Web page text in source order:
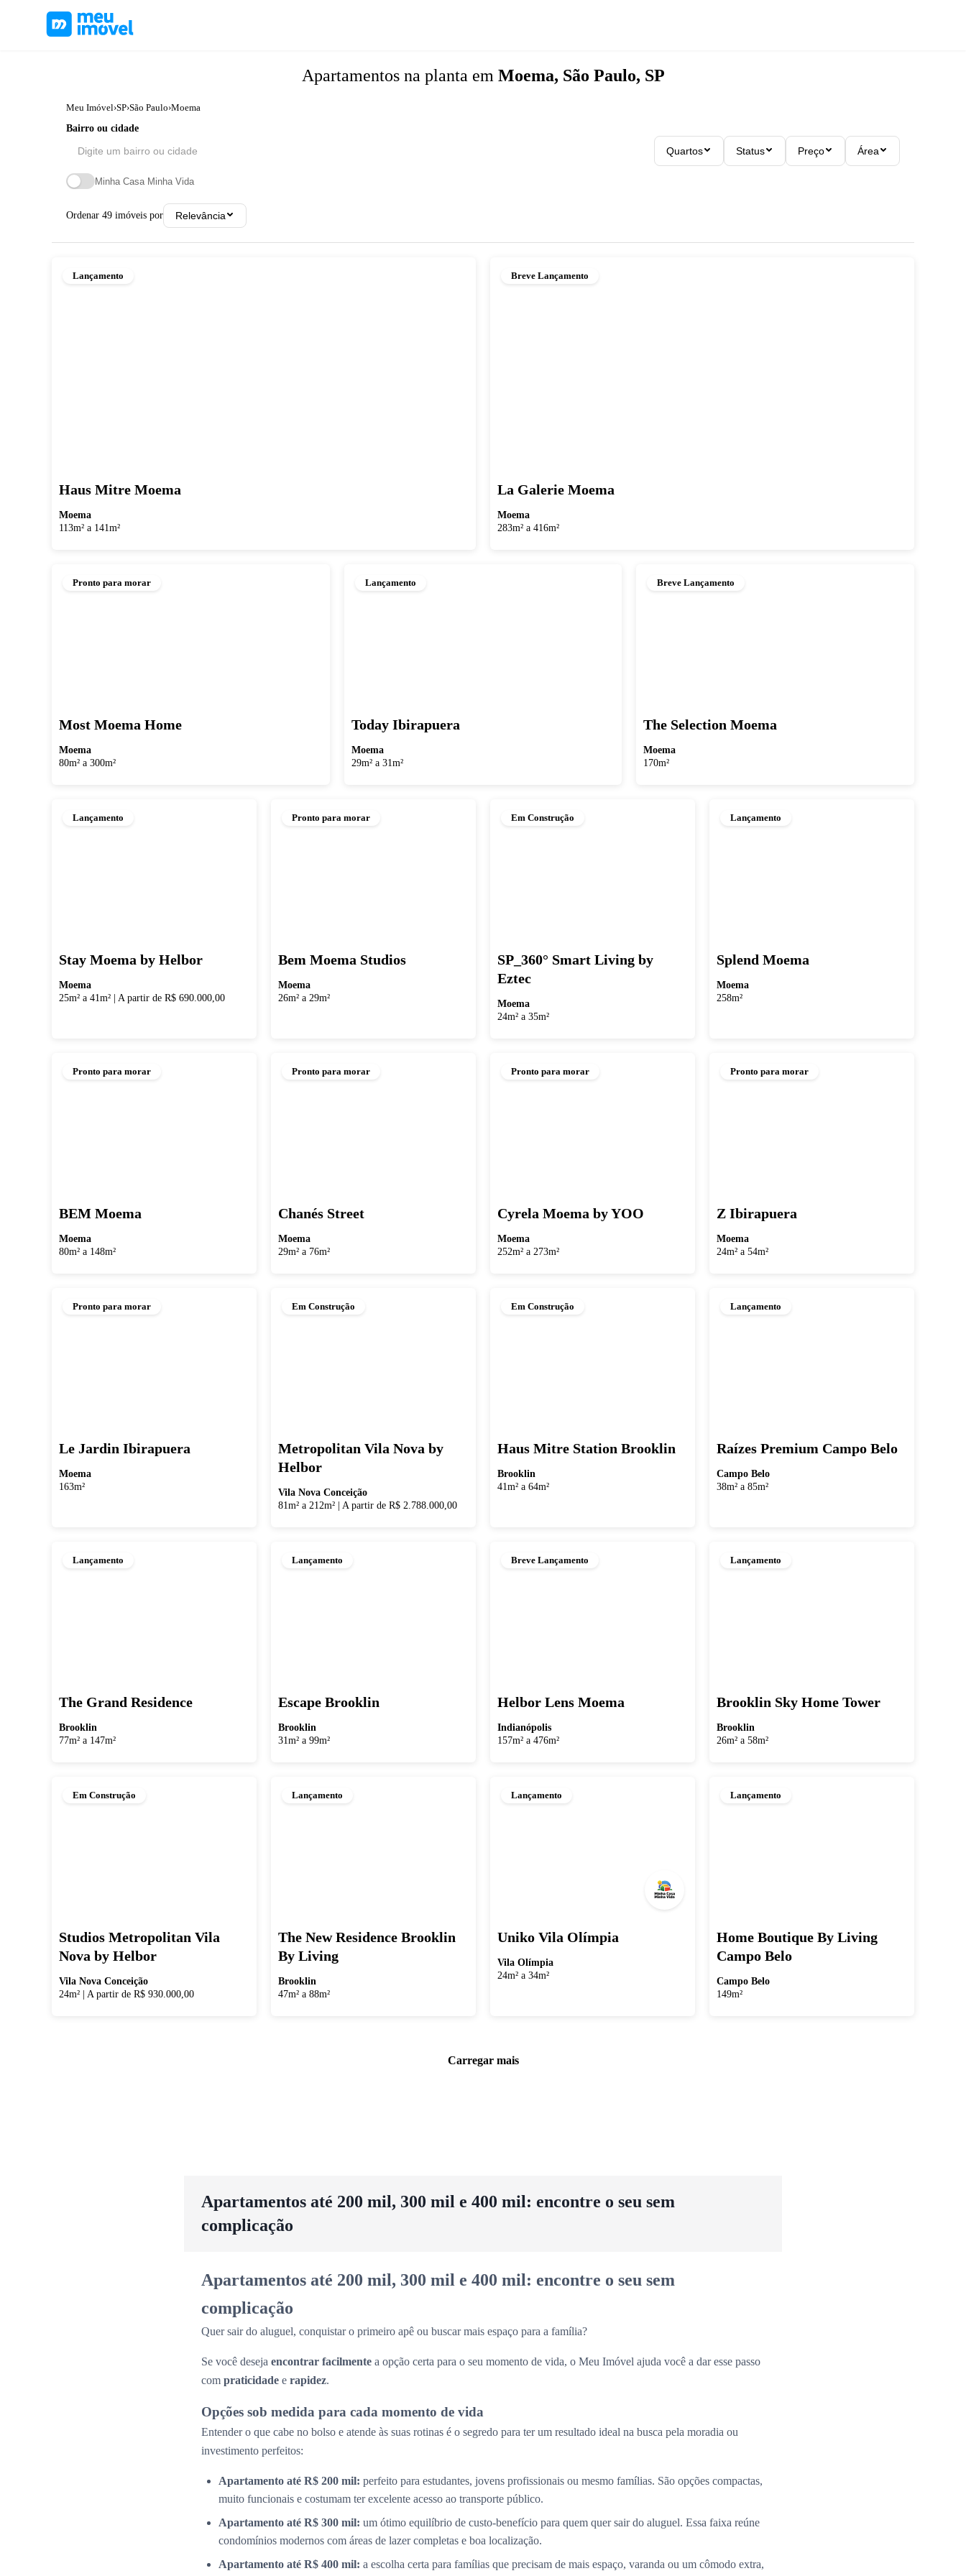
Apartamentos na planta em Moema, São Paulo, SP
Meu Imóvel›SP›São Paulo›Moema
Bairro ou cidade
Quartos Status Preço Área
Minha Casa Minha Vida
Ordenar 49 imóveis por Relevância
Lançamento
Haus Mitre Moema
Moema
113m² a 141m²
Breve Lançamento
La Galerie Moema
Moema
283m² a 416m²
Pronto para morar
Most Moema Home
Moema
80m² a 300m²
Lançamento
Today Ibirapuera
Moema
29m² a 31m²
Breve Lançamento
The Selection Moema
Moema
170m²
Lançamento
Stay Moema by Helbor
Moema
25m² a 41m²
A partir de R$ 690.000,00
Pronto para morar
Bem Moema Studios
Moema
26m² a 29m²
Em Construção
SP_360° Smart Living by
Eztec
Moema
24m² a 35m²
Lançamento
Splend Moema
Moema
258m²
Pronto para morar
BEM Moema
Moema
80m² a 148m²
Pronto para morar
Chanés Street
Moema
29m² a 76m²
Pronto para morar
Cyrela Moema by YOO
Moema
252m² a 273m²
Pronto para morar
Z Ibirapuera
Moema
24m² a 54m²
Pronto para morar
Le Jardin Ibirapuera
Moema
163m²
Em Construção
Metropolitan Vila Nova by
Helbor
Vila Nova Conceição
81m² a 212m²| A partir de R$ 2.788.000,00
Em Construção
Haus Mitre Station Brooklin
Brooklin
41m² a 64m²
Lançamento
Raízes Premium Campo Belo
Campo Belo
38m² a 85m²
Lançamento
The Grand Residence
Brooklin
77m² a 147m²
Lançamento
Escape Brooklin
Brooklin
31m² a 99m²
Breve Lançamento
Helbor Lens Moema
Indianópolis
157m² a 476m²
Lançamento
Brooklin Sky Home Tower
Brooklin
26m² a 58m²
Em Construção
Studios Metropolitan Vila
Nova by Helbor
Vila Nova Conceição
24m²
A partir de R$ 930.000,00
Lançamento
The New Residence Brooklin
By Living
Brooklin
47m² a 88m²
Lançamento
Uniko Vila Olímpia
Vila Olímpia
24m² a 34m²
Lançamento
Home Boutique By Living
Campo Belo
Campo Belo
149m²
Carregar mais
Apartamentos até 200 mil, 300 mil e 400 mil: encontre o seu sem
complicação
Apartamentos até 200 mil, 300 mil e 400 mil: encontre o seu sem
complicação
Quer sair do aluguel, conquistar o primeiro apê ou buscar mais espaço para a família?
Se você deseja encontrar facilmente a opção certa para o seu momento de vida, o Meu Imóvel ajuda você a dar esse passo
com praticidade e rapidez.
Opções sob medida para cada momento de vida
Entender o que cabe no bolso e atende às suas rotinas é o segredo para ter um resultado ideal na busca pela moradia ou
investimento perfeitos:
Apartamento até R$ 200 mil: perfeito para estudantes, jovens profissionais ou mesmo famílias. São opções compactas,
muito funcionais e costumam ter excelente acesso ao transporte público.
Apartamento até R$ 300 mil: um ótimo equilíbrio de custo-benefício para quem quer sair do aluguel. Essa faixa reúne
condomínios modernos com áreas de lazer completas e boa localização.
Apartamento até R$ 400 mil: a escolha certa para famílias que precisam de mais espaço, varanda ou um cômodo extra,